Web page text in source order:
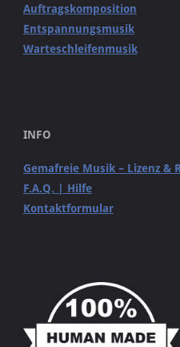
Auftragskomposition
Entspannungsmusik
Warteschleifenmusik
INFO
Gemafreie Musik – Lizenz &
F.A.Q. | Hilfe
Kontaktformular